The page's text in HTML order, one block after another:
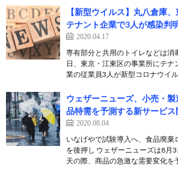
【新型ウイルス】丸八倉庫
テナント企業で3人が感染判
2020.04.17
専有部分と共用のトイレなどは消
日、東京・江東区の事業所にテ
業の従業員3人が新型コロナウイ
ウェザーニューズ、小売・
品特需を予測する新サービス
2020.08.04
いなげやで試験導入へ、食品廃棄
を後押し ウェザーニューズは8月
天の際、商品の急激な需要変化を